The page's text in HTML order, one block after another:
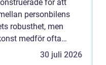
för att
personbilens
robusthet, men
medför ofta
30 juli 2026